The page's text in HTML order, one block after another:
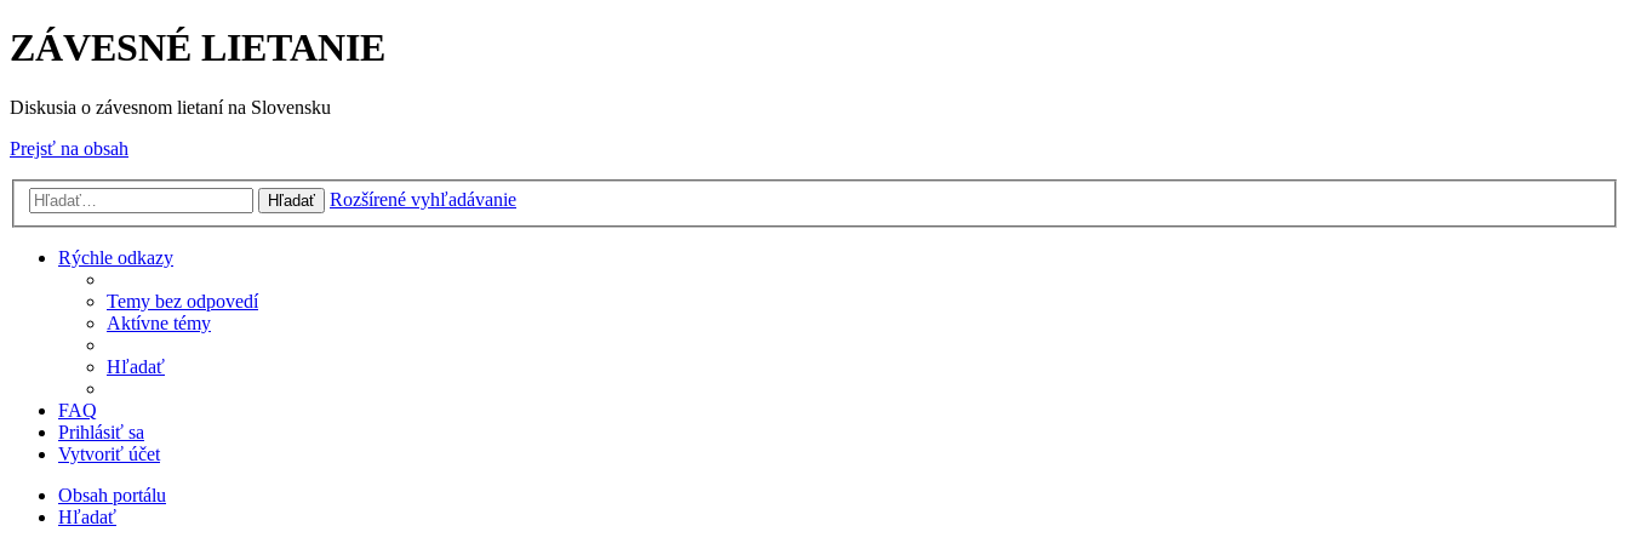
ZÁVESNÉ LIETANIE
Diskusia o závesnom lietaní na Slovensku
Prejsť na obsah
Hľadať Rozšírené vyhľadávanie
Rýchle odkazy
Temy bez odpovedí
Aktívne témy
Hľadať
FAQ
Prihlásiť sa
Vytvoriť účet
Obsah portálu
Hľadať